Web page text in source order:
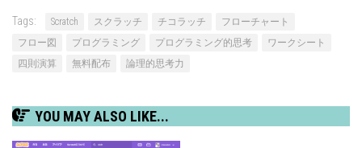
Tags: Scratch スクラッチ チコラッチ
フローチャート
フロー図
プログラミング プログラミング的思考
ワークシート
四則演算
無料配布 論理的思考力
YOU MAY ALSO LIKE...